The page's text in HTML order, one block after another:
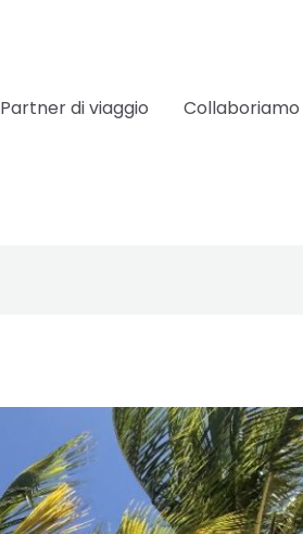
Partner di viaggio
Collaboriamo